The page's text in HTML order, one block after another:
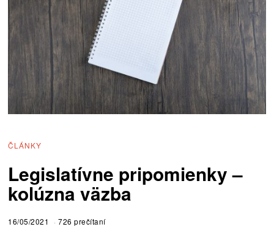
ČLÁNKY
Legislatívne pripomienky –
kolúzna väzba
16/05/2021 726 prečítaní